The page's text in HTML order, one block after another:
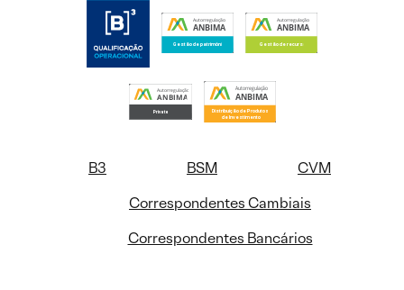
B3 BSM
CVM
Correspondentes Cambiais
Correspondentes Bancários